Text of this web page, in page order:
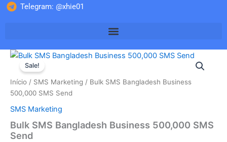
Telegram: @xhie01
Sale!
Início / SMS Marketing / Bulk SMS Bangladesh Business
500,000 SMS Send
SMS Marketing
Bulk SMS Bangladesh Business 500,000 SMS
Send
O
preço
original
era:
$23.050.
O
preço
$23.000.
Quantidade
Bulk
SMS
Bangladesh
Business
500,000
SMS
Send